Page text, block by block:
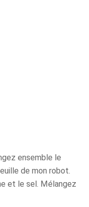
ensemble le
de mon robot.
et le sel. Mélangez